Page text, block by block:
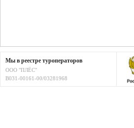
Мы в реестре туроператоров
ООО "ПЛЁС"
В031-00161-00/03281968